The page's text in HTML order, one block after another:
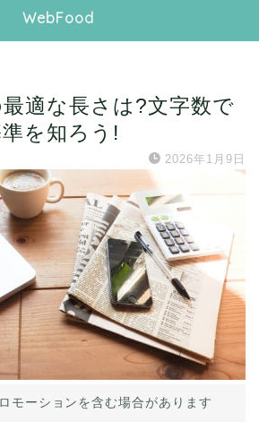
WebFood
適な長さは?文字数で
を知ろう!
2026年1月9日
モーションを含む場合があります